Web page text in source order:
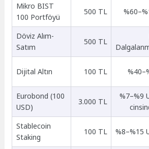
Mikro BIST
100 Portföyü
500 TL
Döviz Alım-
Satım
500 TL
Dijital Altın 100 TL
Eurobond (100
USD)
3.000 TL
%7–%9
Stablecoin
Staking
100 TL %8–%15